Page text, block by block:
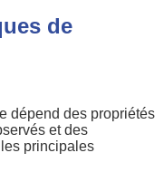
de
dépend des propriétés
et des
principales